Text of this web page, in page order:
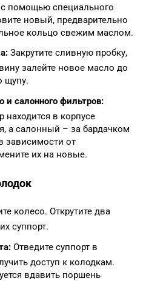
помощью специального
новый, предварительно
кольцо свежим маслом.
Закрутите сливную пробку,
залейте новое масло до
щупу.
и салонного фильтров:
в корпусе
а салонный – за бардачком
зависимости от
их на новые.
колесо. Открутите два
суппорт.
Отведите суппорт в
доступ к колодкам.
вдавить поршень